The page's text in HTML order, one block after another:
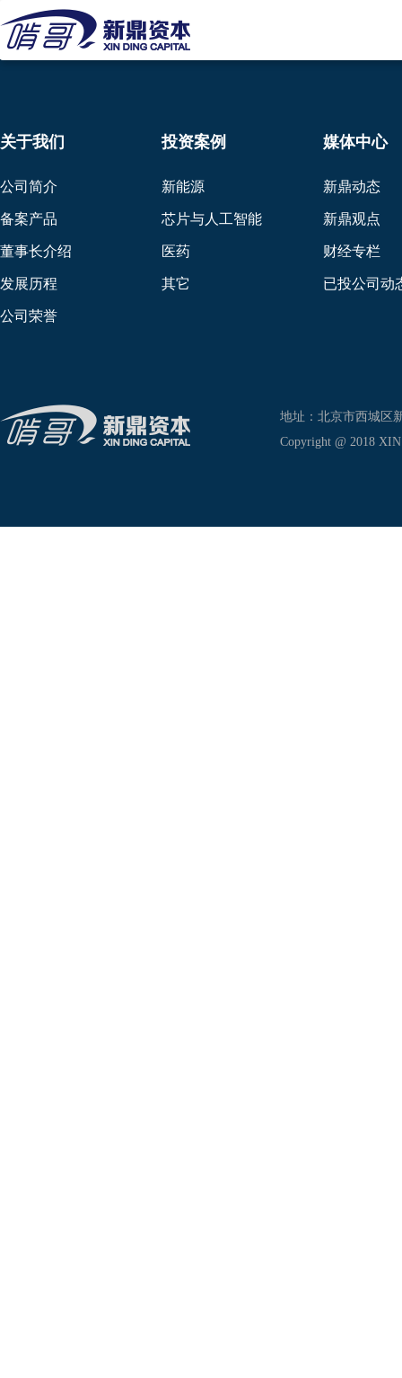
关于我们
公司简介
备案产品
董事长介绍
发展历程
公司荣誉
投资案例
新能源
芯片与人工智能
医药
其它
媒体中心
新鼎动态
新鼎观点
财经专栏
已投公司动
地址：北京市西城区
Copyright @ 2018